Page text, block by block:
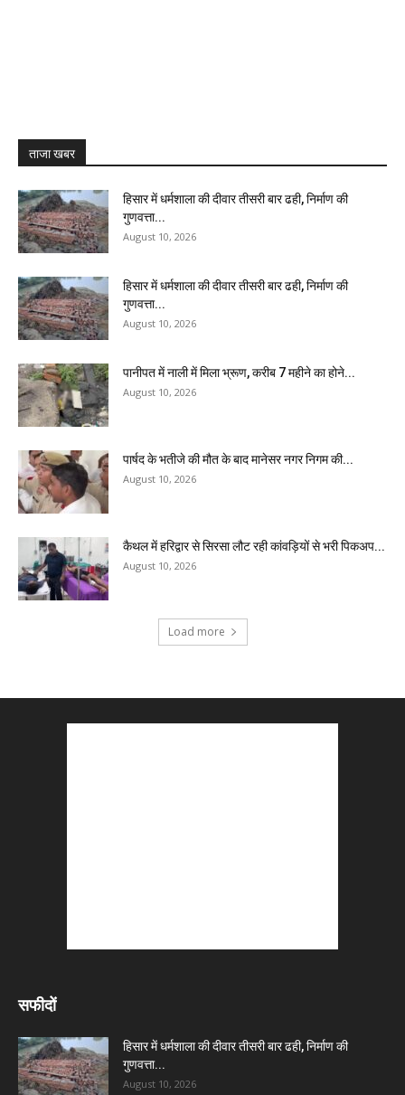
ताजा खबर
हिसार में धर्मशाला की दीवार तीसरी बार ढही, निर्माण की
गुणवत्ता...
August 10, 2026
हिसार में धर्मशाला की दीवार तीसरी बार ढही, निर्माण की
गुणवत्ता...
August 10, 2026
पानीपत में नाली में मिला भ्रूण, करीब 7 महीने का होने...
August 10, 2026
पार्षद के भतीजे की मौत के बाद मानेसर नगर निगम की...
August 10, 2026
कैथल में हरिद्वार से सिरसा लौट रही कांवड़ियों से भरी पिकअप...
August 10, 2026
Load more
सफीदों
हिसार में धर्मशाला की दीवार तीसरी बार ढही, निर्माण की
गुणवत्ता...
August 10, 2026